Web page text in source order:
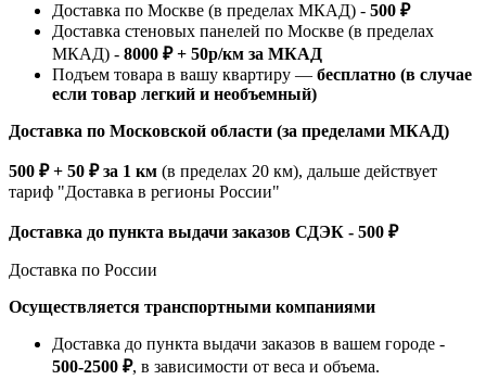
Доставка по Москве (в пределах МКАД) - 500 ₽
Доставка стеновых панелей по Москве (в пределах
МКАД) - 8000 ₽ + 50р/км за МКАД
Подъем товара в вашу квартиру — бесплатно (в случае
если товар легкий и необъемный)
Доставка по Московской области (за пределами МКАД)
500 ₽ + 50 ₽ за 1 км (в пределах 20 км), дальше действует
тариф "Доставка в регионы России"
Доставка до пункта выдачи заказов СДЭК - 500 ₽
Доставка по России
Осуществляется транспортными компаниями
Доставка до пункта выдачи заказов в вашем городе -
500-2500 ₽, в зависимости от веса и объема.